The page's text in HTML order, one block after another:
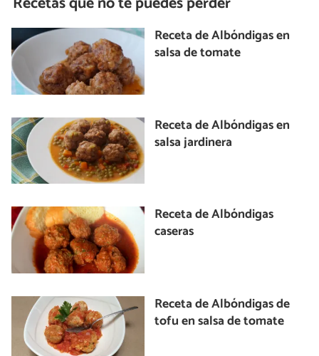
Receta de Albóndigas en
salsa de tomate
Receta de Albóndigas en
salsa jardinera
Receta de Albóndigas
caseras
Receta de Albóndigas de
tofu en salsa de tomate